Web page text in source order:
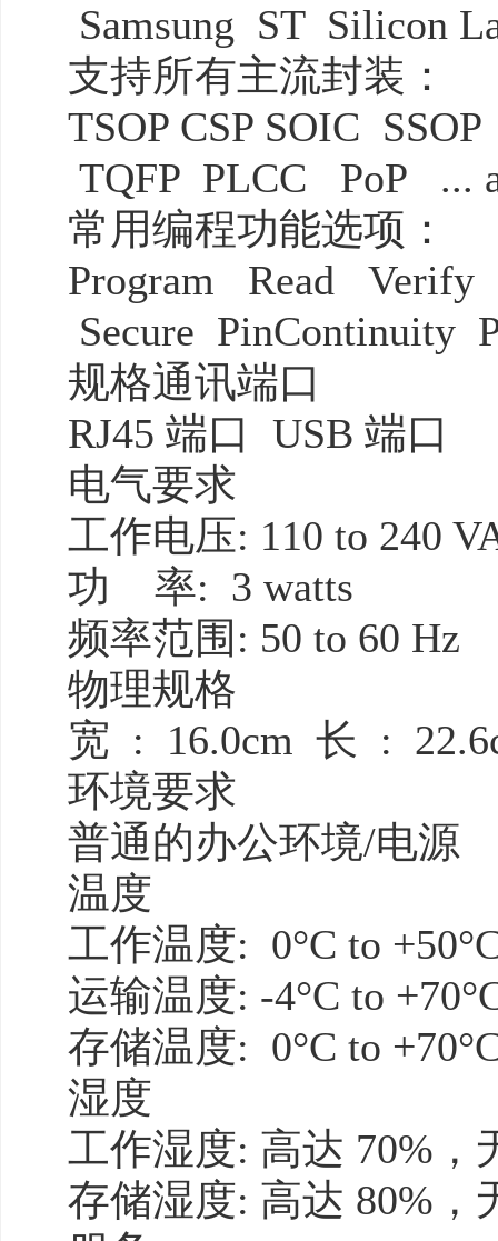
Samsung ST Silicon
支持所有主流封装：
TSOP CSP SOIC
TQFP PLCC PoP ...
常用编程功能选项：
Program Read Verify
Secure PinContinuity
规格通讯端口
RJ45 端口 USB 端口
电气要求
工作电压: 110 to 240
功 率: 3 watts
频率范围: 50 to 60 Hz
物理规格
宽 : 16.0cm 长 :
环境要求
普通的办公环境/电源
温度
工作温度: 0°C to
运输温度: -4°C to
存储温度: 0°C to
湿度
工作湿度: 高达 70%，
存储湿度: 高达 80%，